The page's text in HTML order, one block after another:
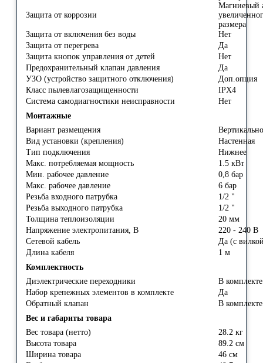
Защита от коррозии
Магниевый
размера
Защита от включения без воды
Нет
Защита от перегрева
Да
Защита кнопок управления от детей
Нет
Предохранительный клапан давления
Да
УЗО (устройство защитного отключения)
Доп.опция
Класс пылевлагозащищенности
IPX4
Система самодиагностики неисправности
Нет
Монтажные
Вариант размещения
Вид установки (крепления)
Настенная
Тип подключения
Нижнее
Макс. потребляемая мощность
1.5 кВт
Мин. рабочее давление
0,8 бар
Макс. рабочее давление
6 бар
Резьба входного патрубка
1/2 "
Резьба выходного патрубка
1/2 "
Толщина теплоизоляции
20 мм
Напряжение электропитания, В
220 - 240 В
Сетевой кабель
Да (с
Длина кабеля
1 м
Комплектность
Диэлектрические переходники
В
Набор крепежных элементов в комплекте
Да
Обратный клапан
В
Вес и габариты товара
Вес товара (нетто)
28.2 кг
Высота товара
89.2 см
Ширина товара
46 см